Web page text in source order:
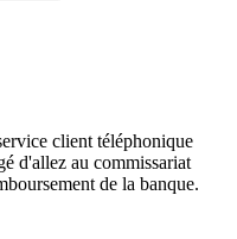
client téléphonique
d'allez au commissariat
de la banque.